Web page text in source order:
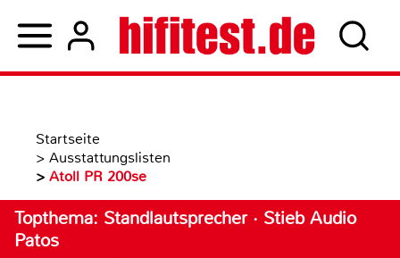
Startseite
> Ausstattungslisten
> Atoll PR 200se
Topthema: Standlautsprecher · Stieb Audio
Patos